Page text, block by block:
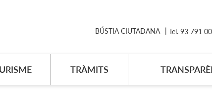
TRÀMITS
BÚSTIA CIUTADANA Tel. 93 791